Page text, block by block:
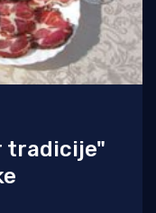
tradicije"